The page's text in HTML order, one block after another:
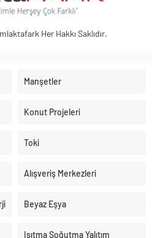
Her Hakkı Saklıdır.
Manşetler
Konut Projeleri
Toki
Alışveriş Merkezleri
Beyaz Eşya
Isıtma Soğutma Yalıtım